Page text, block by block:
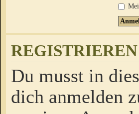
REGISTRIEREN
Du musst in
dich anmelden